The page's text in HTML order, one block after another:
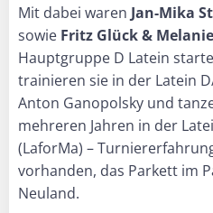
Mit dabei waren Jan-Mika
sowie Fritz Glück &
Hauptgruppe D Latein
trainieren sie in der Latein
Anton Ganopolsky und
mehreren Jahren in der
(LaforMa) –
vorhanden, das Parkett im
Neuland.